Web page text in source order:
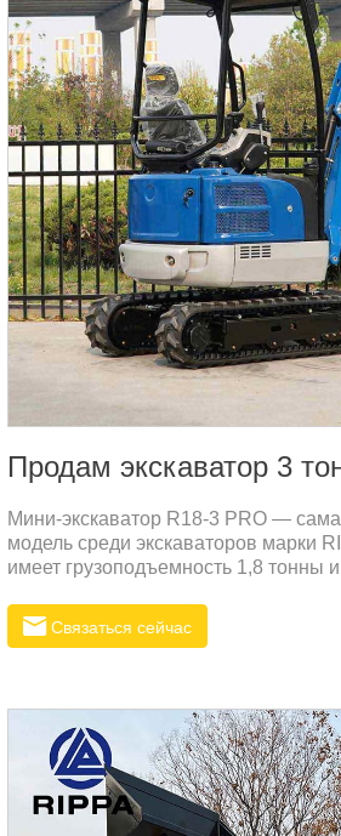
Продам экскаватор 3
Мини-экскаватор R18-3 PRO —
модель среди экскаваторов марки
имеет грузоподъемность 1,8 тонны и
топлива, низкого уровня шума и
двигатель — дизельный.Выдающиеся
пределы гусеницы при повороте,
безопасно и надежно
свободная работа под разными
Связаться сейчас